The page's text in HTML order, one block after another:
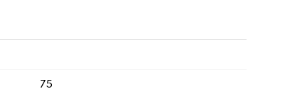
75